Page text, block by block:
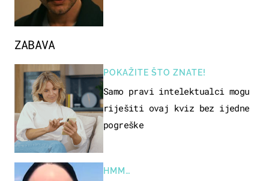
ZABAVA
POKAŽITE ŠTO ZNATE!
Samo pravi intelektualci mogu
riješiti ovaj kviz bez ijedne
pogreške
HMM…